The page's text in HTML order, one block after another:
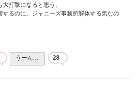
打撃になると思う。
するのに、ジャニーズ事務所解体する気なの
うーん… 28